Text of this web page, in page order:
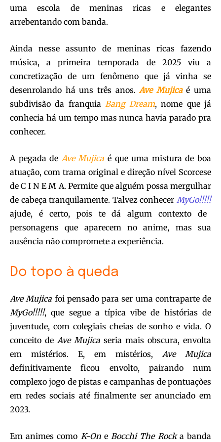
uma escola de meninas ricas e elegantes
arrebentando com banda.
Ainda nesse assunto de meninas ricas fazendo
música, a primeira temporada de 2025 viu a
concretização de um fenômeno que já vinha se
desenrolando há uns três anos.Ave Mujicaé uma
subdivisão da franquia Bang Dream, nome que já
conhecia há um tempo mas nunca havia parado pra
conhecer.
A pegada de Ave Mujica é que uma mistura de boa
atuação, com trama original e direção nível Scorcese
de C I N E M A. Permite que alguém possa mergulhar
de cabeça tranquilamente. Talvez conhecer MyGo!!!!!
ajude, é certo, pois te dá algum contexto de
personagens que aparecem no anime, mas sua
ausência não compromete a experiência.
Do topo à queda
Ave Mujica foi pensado para ser uma contraparte de
MyGo!!!!!, que segue a típica vibe de histórias de
juventude, com colegiais cheias de sonho e vida. O
conceito de Ave Mujica seria mais obscura, envolta
em mistérios. E, em mistérios, Ave Mujica
definitivamente ficou envolto, pairando num
complexo jogo de pistas e campanhas de pontuações
em redes sociais até finalmente ser anunciado em
2023.
Em animes como K-OneBocchi The Rocka banda